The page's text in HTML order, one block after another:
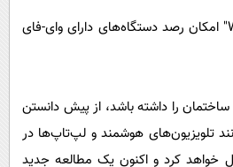
فرهنگی
حیات وحش
سیاست خارجی
فناوری موسوم به "Wi-Peep" امکان رصد دستگاه‌های دارای وای‌-فای
را داشته باشد، از پیش دانستن
تلویزیون‌های هوشمند و لپ‌تاپ‌ها در
خواهد کرد و اکنون یک مطالعه جدید